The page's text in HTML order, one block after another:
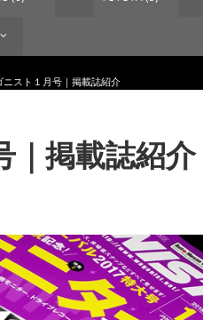
ニスト１月号｜掲載誌紹介
｜掲載誌紹介